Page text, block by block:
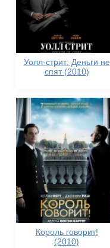
Уолл-стрит: Деньги не
спят (2010)
Король говорит!
(2010)